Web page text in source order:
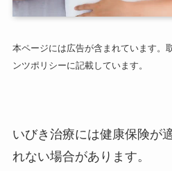
本ページには広告が含まれています。
ンツポリシーに記載しています。
いびき治療には健康保険が
れない場合があります。